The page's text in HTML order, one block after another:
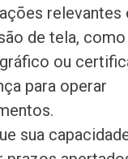
relevantes
de tela,
ou
para operar
sua